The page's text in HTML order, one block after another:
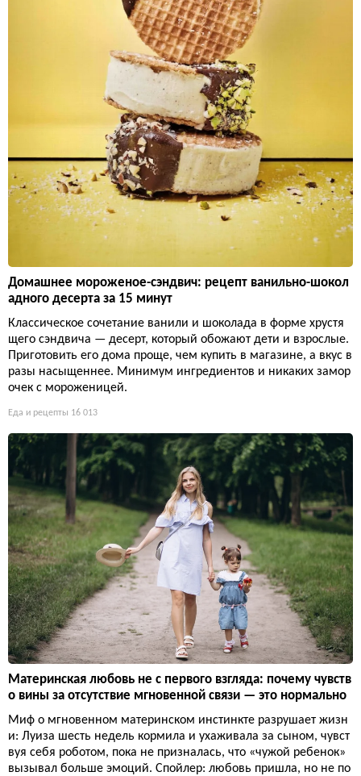
Домашнее мороженое-сэндвич: рецепт ванильно-шокол
адного десерта за 15 минут
Классическое сочетание ванили и шоколада в форме хрустя
щего сэндвича — десерт, который обожают дети и взрослые.
Приготовить его дома проще, чем купить в магазине, а вкус в
разы насыщеннее. Минимум ингредиентов и никаких замор
очек с мороженицей.
Еда и рецепты 16 013
Материнская любовь не с первого взгляда: почему чувств
о вины за отсутствие мгновенной связи — это нормально
Миф о мгновенном материнском инстинкте разрушает жизн
и: Луиза шесть недель кормила и ухаживала за сыном, чувст
вуя себя роботом, пока не призналась, что «чужой ребенок»
вызывал больше эмоций. Спойлер: любовь пришла, но не по